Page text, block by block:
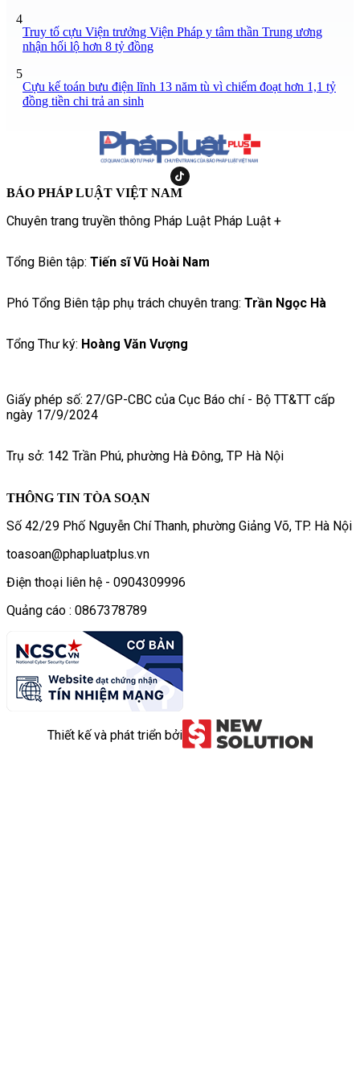
4
Truy tố cựu Viện trưởng Viện Pháp y tâm thần Trung ương
nhận hối lộ hơn 8 tỷ đồng
5
Cựu kế toán bưu điện lĩnh 13 năm tù vì chiếm đoạt hơn 1,1 tỷ
đồng tiền chi trả an sinh
BÁO PHÁP LUẬT VIỆT NAM
Chuyên trang truyền thông Pháp Luật Pháp Luật +
Tổng Biên tập: Tiến sĩ Vũ Hoài Nam
Phó Tổng Biên tập phụ trách chuyên trang: Trần Ngọc Hà
Tổng Thư ký: Hoàng Văn Vượng
Giấy phép số: 27/GP-CBC của Cục Báo chí - Bộ TT&TT cấp
ngày 17/9/2024
Trụ sở: 142 Trần Phú, phường Hà Đông, TP Hà Nội
THÔNG TIN TÒA SOẠN
Số 42/29 Phố Nguyễn Chí Thanh, phường Giảng Võ, TP. Hà Nội
toasoan@phapluatplus.vn
Điện thoại liên hệ - 0904309996
Quảng cáo : 0867378789
Thiết kế và phát triển bởi